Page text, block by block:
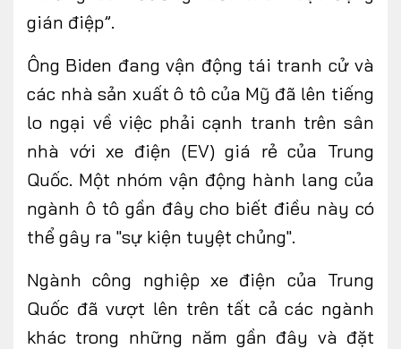
gián điệp”.
Ông Biden đang vận động tái tranh cử và
các nhà sản xuất ô tô của Mỹ đã lên tiếng
lo ngại về việc phải cạnh tranh trên sân
nhà với xe điện (EV) giá rẻ của Trung
Quốc. Một nhóm vận động hành lang của
ngành ô tô gần đây cho biết điều này có
thể gây ra "sự kiện tuyệt chủng".
Ngành công nghiệp xe điện của Trung
Quốc đã vượt lên trên tất cả các ngành
khác trong những năm gần đây và đặt